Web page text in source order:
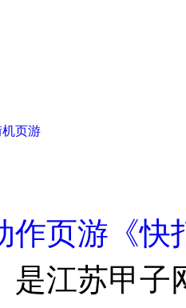
页游
作页游《快
是江苏甲